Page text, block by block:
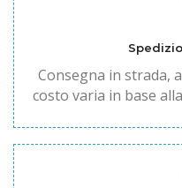
Consegna in strada,
costo varia in base